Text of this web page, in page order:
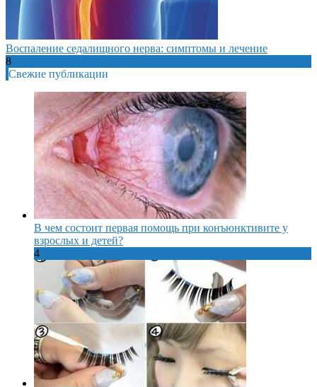
Воспаление седалищного нерва: симптомы и лечение
8
Свежие публикации
В чем состоит первая помощь при конъюнктивите у
взрослых и детей?
4